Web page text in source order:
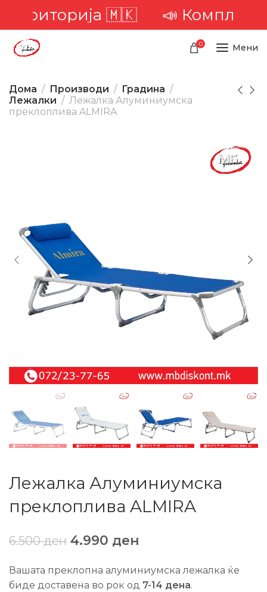
територија 🇲🇰 📣
0 Мени
Дома Производи
Градина
Лежалки
Лежалка Алуминиумска
преклоплива ALMIRA
Лежалка Алуминиумска
преклоплива ALMIRA
6.500ден 4.990 ден
Вашата преклопна алуминиумска лежалка ќе
биде доставена во рок од 7-14 дена.